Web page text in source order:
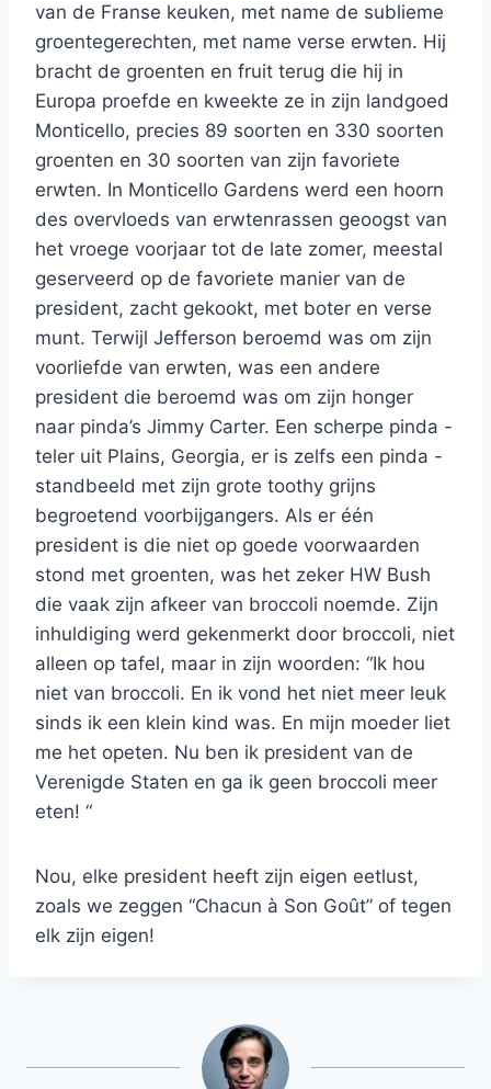
van de Franse keuken, met name de sublieme
groentegerechten, met name verse erwten. Hij
bracht de groenten en fruit terug die hij in
Europa proefde en kweekte ze in zijn landgoed
Monticello, precies 89 soorten en 330 soorten
groenten en 30 soorten van zijn favoriete
erwten. In Monticello Gardens werd een hoorn
des overvloeds van erwtenrassen geoogst van
het vroege voorjaar tot de late zomer, meestal
geserveerd op de favoriete manier van de
president, zacht gekookt, met boter en verse
munt. Terwijl Jefferson beroemd was om zijn
voorliefde van erwten, was een andere
president die beroemd was om zijn honger
naar pinda’s Jimmy Carter. Een scherpe pinda -
teler uit Plains, Georgia, er is zelfs een pinda -
standbeeld met zijn grote toothy grijns
begroetend voorbijgangers. Als er één
president is die niet op goede voorwaarden
stond met groenten, was het zeker HW Bush
die vaak zijn afkeer van broccoli noemde. Zijn
inhuldiging werd gekenmerkt door broccoli, niet
alleen op tafel, maar in zijn woorden: “Ik hou
niet van broccoli. En ik vond het niet meer leuk
sinds ik een klein kind was. En mijn moeder liet
me het opeten. Nu ben ik president van de
Verenigde Staten en ga ik geen broccoli meer
eten! “
Nou, elke president heeft zijn eigen eetlust,
zoals we zeggen “Chacun à Son Goût” of tegen
elk zijn eigen!